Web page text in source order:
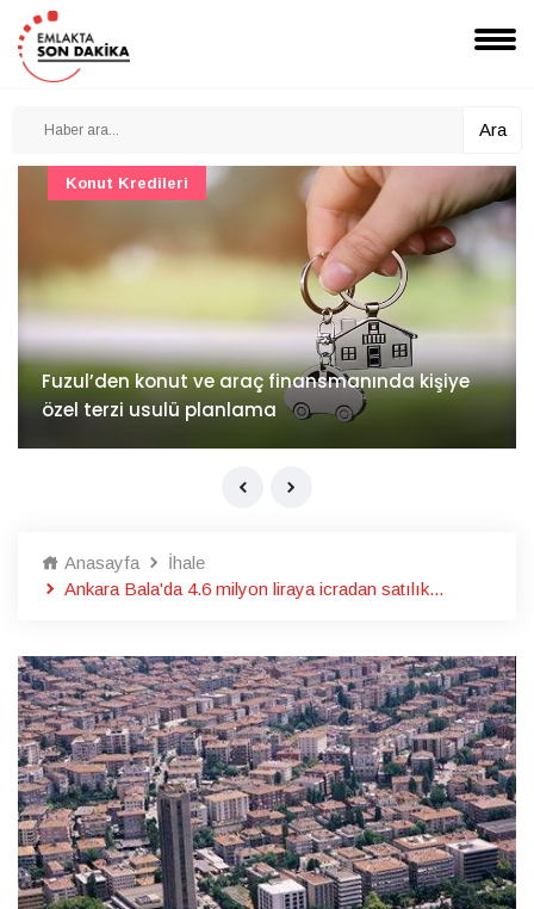
Ara
İv Kandilli'de yaşam yakında başlıyor
Konut Projeleri
Anasayfa
İhale
Ankara Bala'da 4.6 milyon liraya icradan satılık...